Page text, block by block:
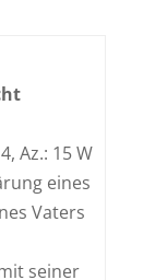
Az.: 15 W
eines
Vaters
seiner